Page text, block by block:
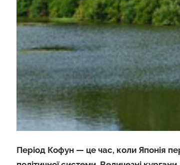
Період Кофун — це час, коли Японія